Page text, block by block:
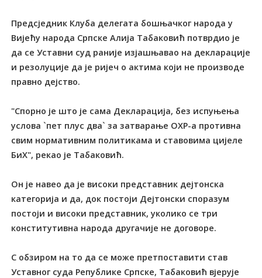
Предсједник Клуба делегата бошњачког народа у
Вијећу народа Српске Алија Табаковић потврдио је
да се Уставни суд раније изјашњавао на декларације
и резолуције да је ријеч о актима који не производе
правно дејство.
"Спорно је што је сама Декларација, без испуњења
услова `пет плус два` за затварање ОХР-а противна
свим нормативним политикама и ставовима цијеле
БиХ", рекао је Табаковић.
Он је навео да је високи представник дејтонска
категорија и да, док постоји Дејтонски споразум
постоји и високи представник, уколико се три
конститутивна народа другачије не договоре.
С обзиром на то да се може претпоставити став
Уставног суда Републике Српске, Табаковић вјерује